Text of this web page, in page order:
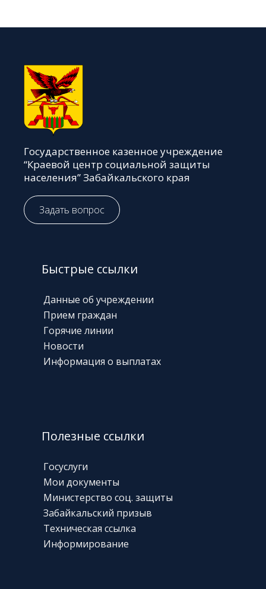
Государственное казенное учреждение
“Краевой центр социальной защиты
населения” Забайкальского края
Задать вопрос
Быстрые ссылки
Данные об учреждении
Прием граждан
Горячие линии
Новости
Информация о выплатах
Полезные ссылки
Госуслуги
Мои документы
Министерство соц. защиты
Забайкальский призыв
Техническая ссылка
Информирование